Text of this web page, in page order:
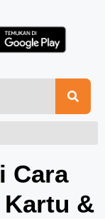
Cara
Kartu &